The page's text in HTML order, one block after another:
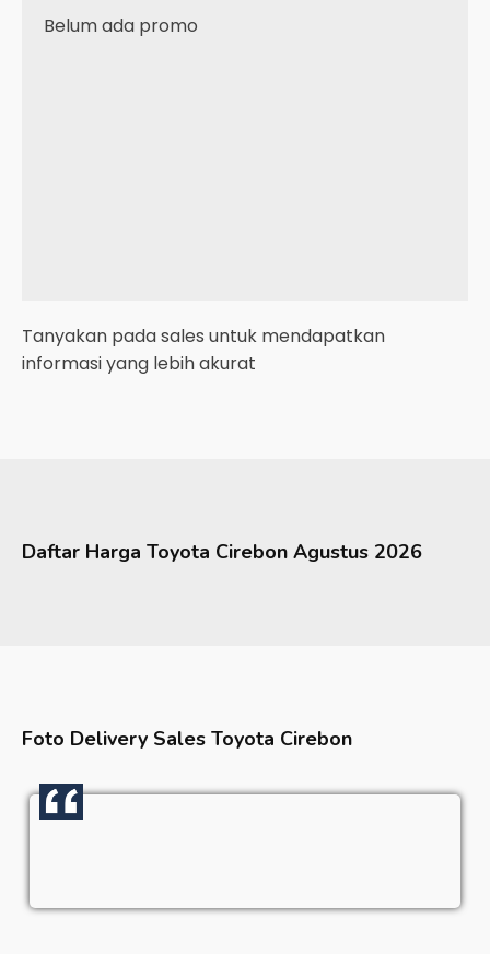
Belum ada promo
Tanyakan pada sales untuk mendapatkan
informasi yang lebih akurat
Daftar Harga Toyota Cirebon Agustus 2026
Foto Delivery Sales Toyota Cirebon